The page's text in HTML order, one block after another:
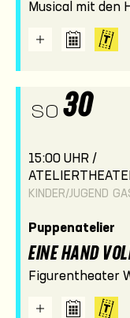
Musical mit den
SO 30
15:00 UHR /
KINDER/JUGEND
Puppenatelier
EINE HAND
Figurentheater